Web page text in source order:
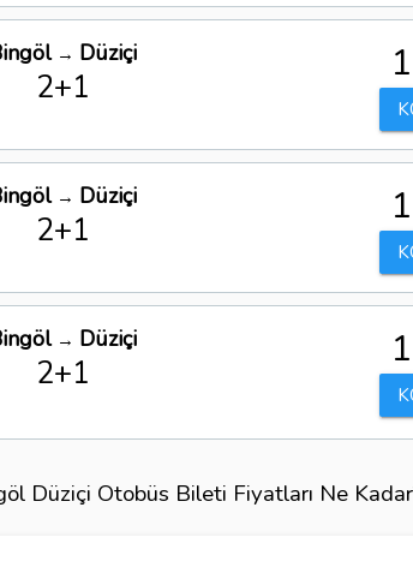
→ Düziçi
2+1
→ Düziçi
2+1
→ Düziçi
2+1
Düziçi Otobüs Bileti Fiyatları Ne